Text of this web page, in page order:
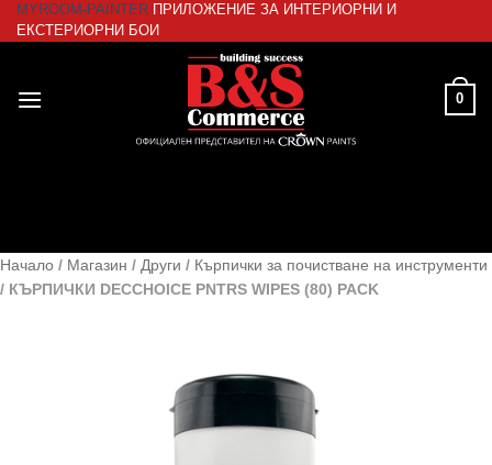
Skip
to
MYROOM-PAINTER ПРИЛОЖЕНИЕ ЗА ИНТЕРИОРНИ И
ЕКСТЕРИОРНИ БОИ
0
Начало / Магазин / Други / Кърпички за почистване на инструменти
/ КЪРПИЧКИ DECCHOICE PNTRS WIPES (80) PACK